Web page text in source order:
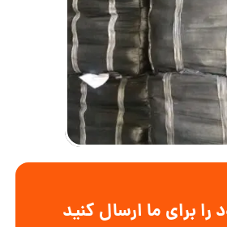
برای ما ارسال کنید